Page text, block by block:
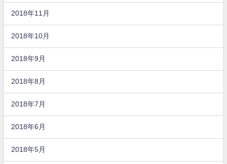
2018年11月
2018年10月
2018年9月
2018年8月
2018年7月
2018年6月
2018年5月